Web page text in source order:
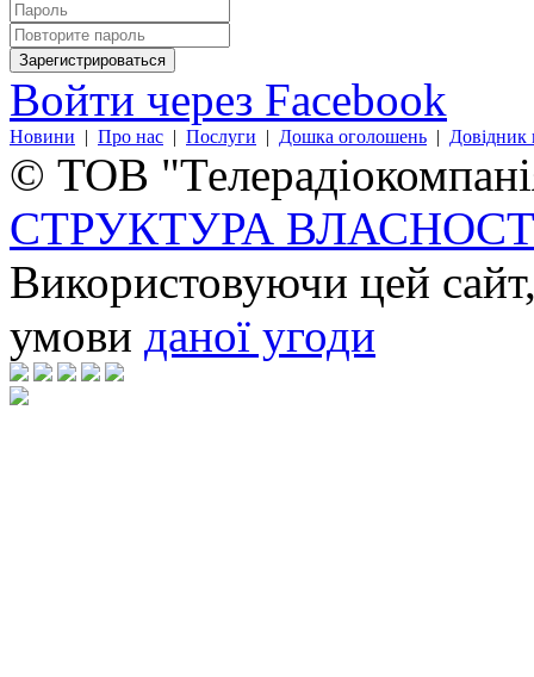
Войти через Facebook
Новини | Про нас | Послуги | Дошка оголошень | Довідник
© ТОВ
СТРУКТУРА
Використовуючи цей
умови даної угоди